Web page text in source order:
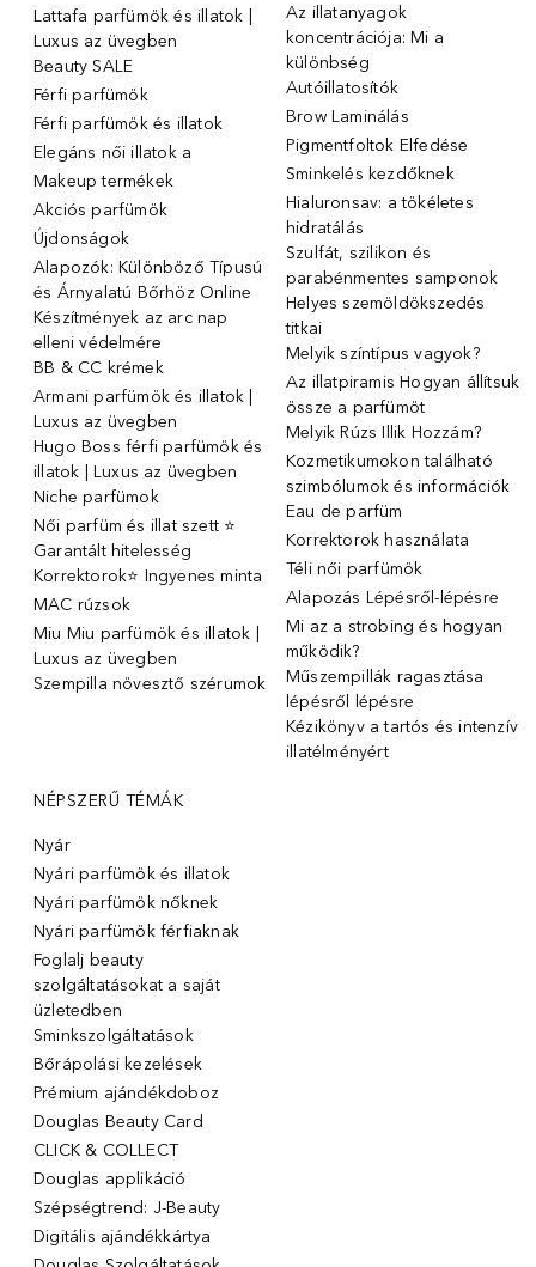
Lattafa parfümök és illatok |
Luxus az üvegben
Beauty SALE
Férfi parfümök
Férfi parfümök és illatok
Elegáns női illatok ️a
Makeup termékek
Akciós parfümök
Újdonságok
Alapozók: Különböző Típusú
és Árnyalatú Bőrhöz Online
Készítmények az arc nap
elleni védelmére
BB & CC krémek
Armani parfümök és illatok |
Luxus az üvegben
Hugo Boss férfi parfümök és
illatok | Luxus az üvegben
Niche parfümok
Női parfüm és illat szett ⭐
Garantált hitelesség
Korrektorok⭐ Ingyenes minta
MAC rúzsok
Miu Miu parfümök és illatok |
Luxus az üvegben
Szempilla növesztő szérumok
Az illatanyagok
koncentrációja: Mi a
különbség
Autóillatosítók
Brow Laminálás
Pigmentfoltok Elfedése
Sminkelés kezdőknek
Hialuronsav: a tökéletes
hidratálás
Szulfát, szilikon és
parabénmentes samponok
Helyes szemöldökszedés
titkai
Melyik színtípus vagyok?
Az illatpiramis Hogyan állítsuk
össze a parfümöt
Melyik Rúzs Illik Hozzám?
Kozmetikumokon található
szimbólumok és információk
Eau de parfüm
Korrektorok használata
Téli női parfümök
Alapozás Lépésről-lépésre
Mi az a strobing és hogyan
működik?
Műszempillák ragasztása
lépésről lépésre
Kézikönyv a tartós és intenzív
illatélményért
NÉPSZERŰ TÉMÁK
Nyár
Nyári parfümök és illatok
Nyári parfümök nőknek
Nyári parfümök férfiaknak
Foglalj beauty
szolgáltatásokat a saját
üzletedben
Sminkszolgáltatások
Bőrápolási kezelések
Prémium ajándékdoboz
Douglas Beauty Card
CLICK & COLLECT
Douglas applikáció
Szépségtrend: J-Beauty
Digitális ajándékkártya